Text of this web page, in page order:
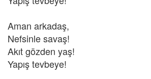
Aman arkadaş,
Nefsinle savaş!
Akıt gözden yaş!
Yapış tevbeye!